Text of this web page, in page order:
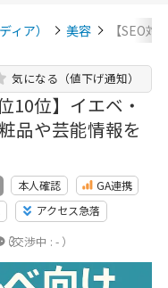
ィア） 美容 【SEO
10位】イエベ・
品や芸能情報を
気になる（値下げ通知）
本人確認
GA連携
アクセス急落
3
（交渉中 : - ）